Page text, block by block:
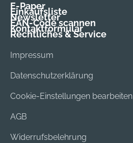
E-Paper
Einkaufsliste
Newsletter
EAN-Code scannen
Kontaktformular
Rechtliches & Service
Impressum
Datenschutzerklärung
Cookie-Einstellungen bearbeiten
AGB
Widerrufsbelehrung